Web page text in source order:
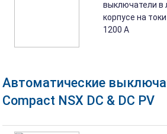
Автоматические
Compact NSX DC & DC PV
выключатели в
корпусе на
1200 А